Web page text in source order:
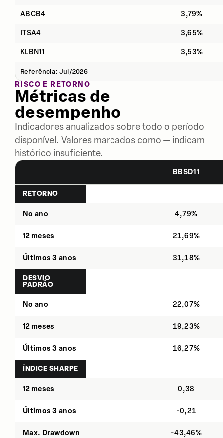
ABCB4 3,79%
ITSA4 3,65%
KLBN11 3,53%
Referência: Jul/2026
RISCO E RETORNO
Métricas de
desempenho
Indicadores anualizados sobre todo o período
disponível. Valores marcados como — indicam
histórico insuficiente.
BBSD11
RETORNO
No ano 4,79%
12 meses 21,69%
Últimos 3 anos 31,18%
DESVIO
PADRÃO
No ano 22,07%
12 meses 19,23%
Últimos 3 anos 16,27%
ÍNDICE SHARPE
12 meses 0,38
Últimos 3 anos -0,21
Max. Drawdown -43,46%